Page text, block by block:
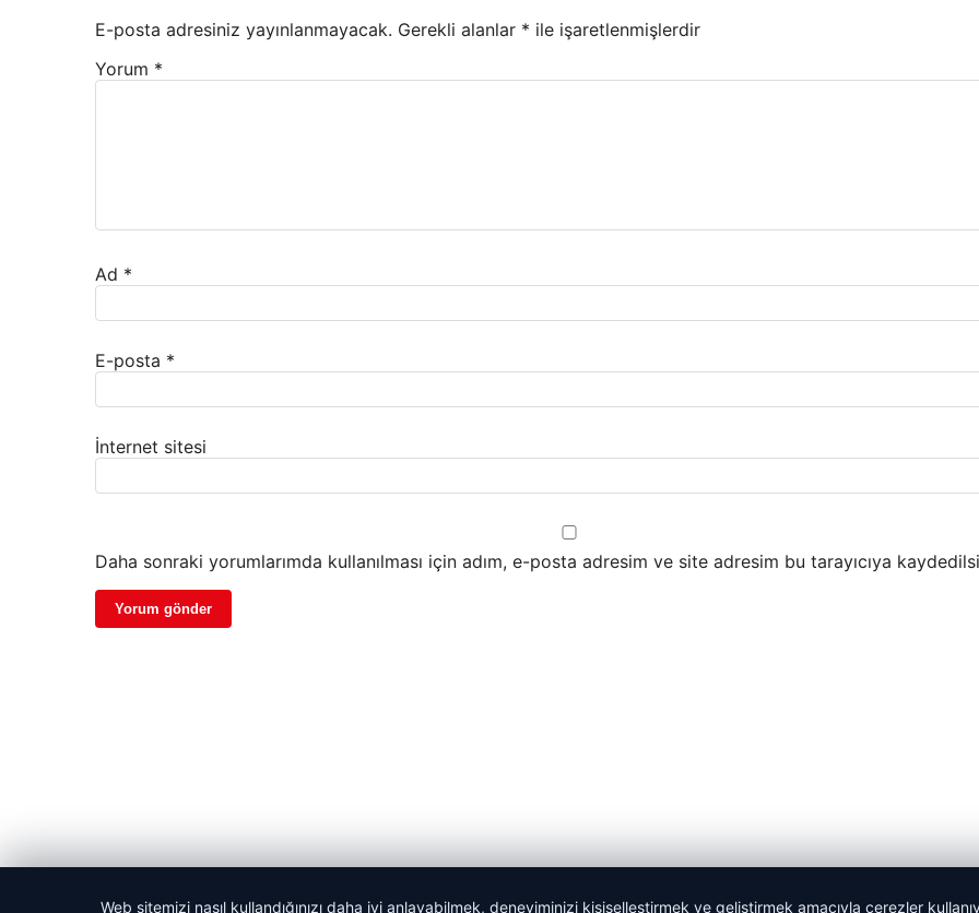
E-posta adresiniz yayınlanmayacak. Gerekli alanlar * ile işaretlenmişlerdir
Yorum *
Ad *
E-posta *
İnternet sitesi
Daha sonraki yorumlarımda kullanılması için adım, e-posta adresim ve site adresim bu tarayıcıya
Web sitemizi nasıl kullandığınızı daha iyi anlayabilmek, deneyiminizi kişiselleştirmek ve geliştirmek amacıyla çerezler